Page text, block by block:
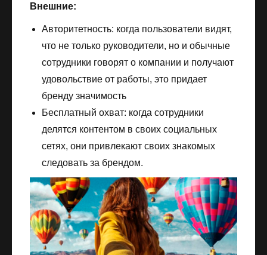
Внешние:
Авторитетность: когда пользователи видят,
что не только руководители, но и обычные
сотрудники говорят о компании и получают
удовольствие от работы, это придает
бренду значимость
Бесплатный охват: когда сотрудники
делятся контентом в своих социальных
сетях, они привлекают своих знакомых
следовать за брендом.